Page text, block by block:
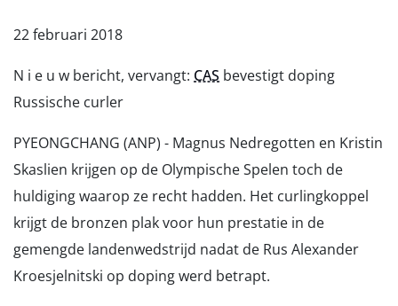
22 februari 2018
N i e u w bericht, vervangt: CAS bevestigt doping
Russische curler
PYEONGCHANG (ANP) - Magnus Nedregotten en Kristin
Skaslien krijgen op de Olympische Spelen toch de
huldiging waarop ze recht hadden. Het curlingkoppel
krijgt de bronzen plak voor hun prestatie in de
gemengde landenwedstrijd nadat de Rus Alexander
Kroesjelnitski op doping werd betrapt.